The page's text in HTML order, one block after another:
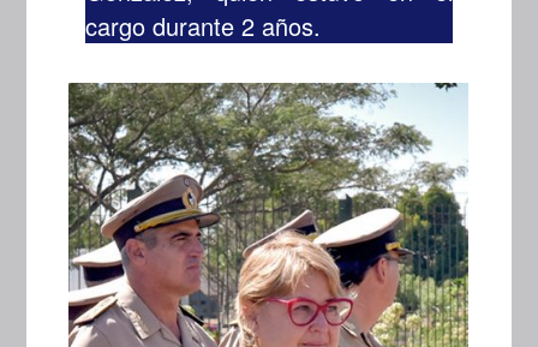
cargo durante 2 años.